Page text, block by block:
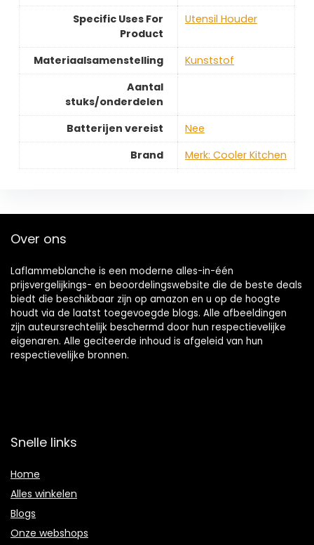
Specific Uses For
Product
‎Utensil Houder
Materiaalsamenstelling
‎Kunststof
Aantal
stuks/onderdelen
Batterijen vereist
‎Nee
Brand
Merk: Cooler Kitchen
Over ons
Laflammeblanche is een moderne alles-in-één
prijsvergelijkings- en beoordelingswebsite die de beste deals
biedt die beschikbaar zijn op amazon en u op de hoogte
houdt via de laatst toegevoegde blogs. Alle afbeeldingen
zijn auteursrechtelijk beschermd door hun respectievelijke
eigenaren. Alle geciteerde inhoud is afgeleid van hun
respectievelijke bronnen.
Snelle links
Home
Alles winkelen
Blogs
Onze webshops